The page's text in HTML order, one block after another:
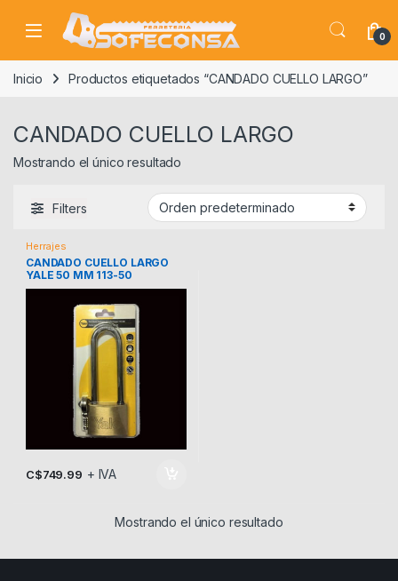
Skip to navigation
Skip to content
0
Inicio Productos etiquetados “CANDADO CUELLO LARGO”
CANDADO CUELLO LARGO
Mostrando el único resultado
Filters
Herrajes
CANDADO CUELLO LARGO
YALE 50 MM 113-50
C$749.99 + IVA
Mostrando el único resultado